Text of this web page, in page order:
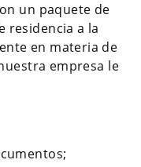
un paquete de
residencia a la
en materia de
empresa le